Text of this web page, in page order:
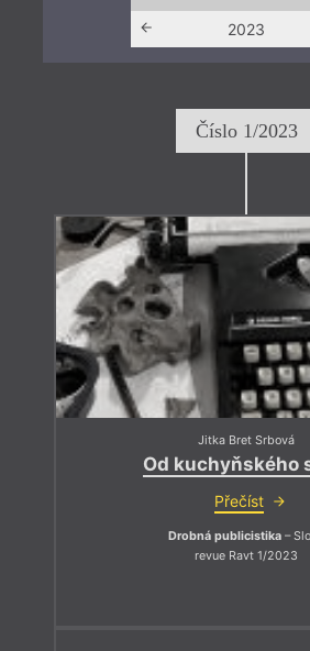
2023
Číslo 1/2023
Jitka Bret Srbová
Od kuchyňského
Přečíst
Drobná publicistika –
revue Ravt 1/2023